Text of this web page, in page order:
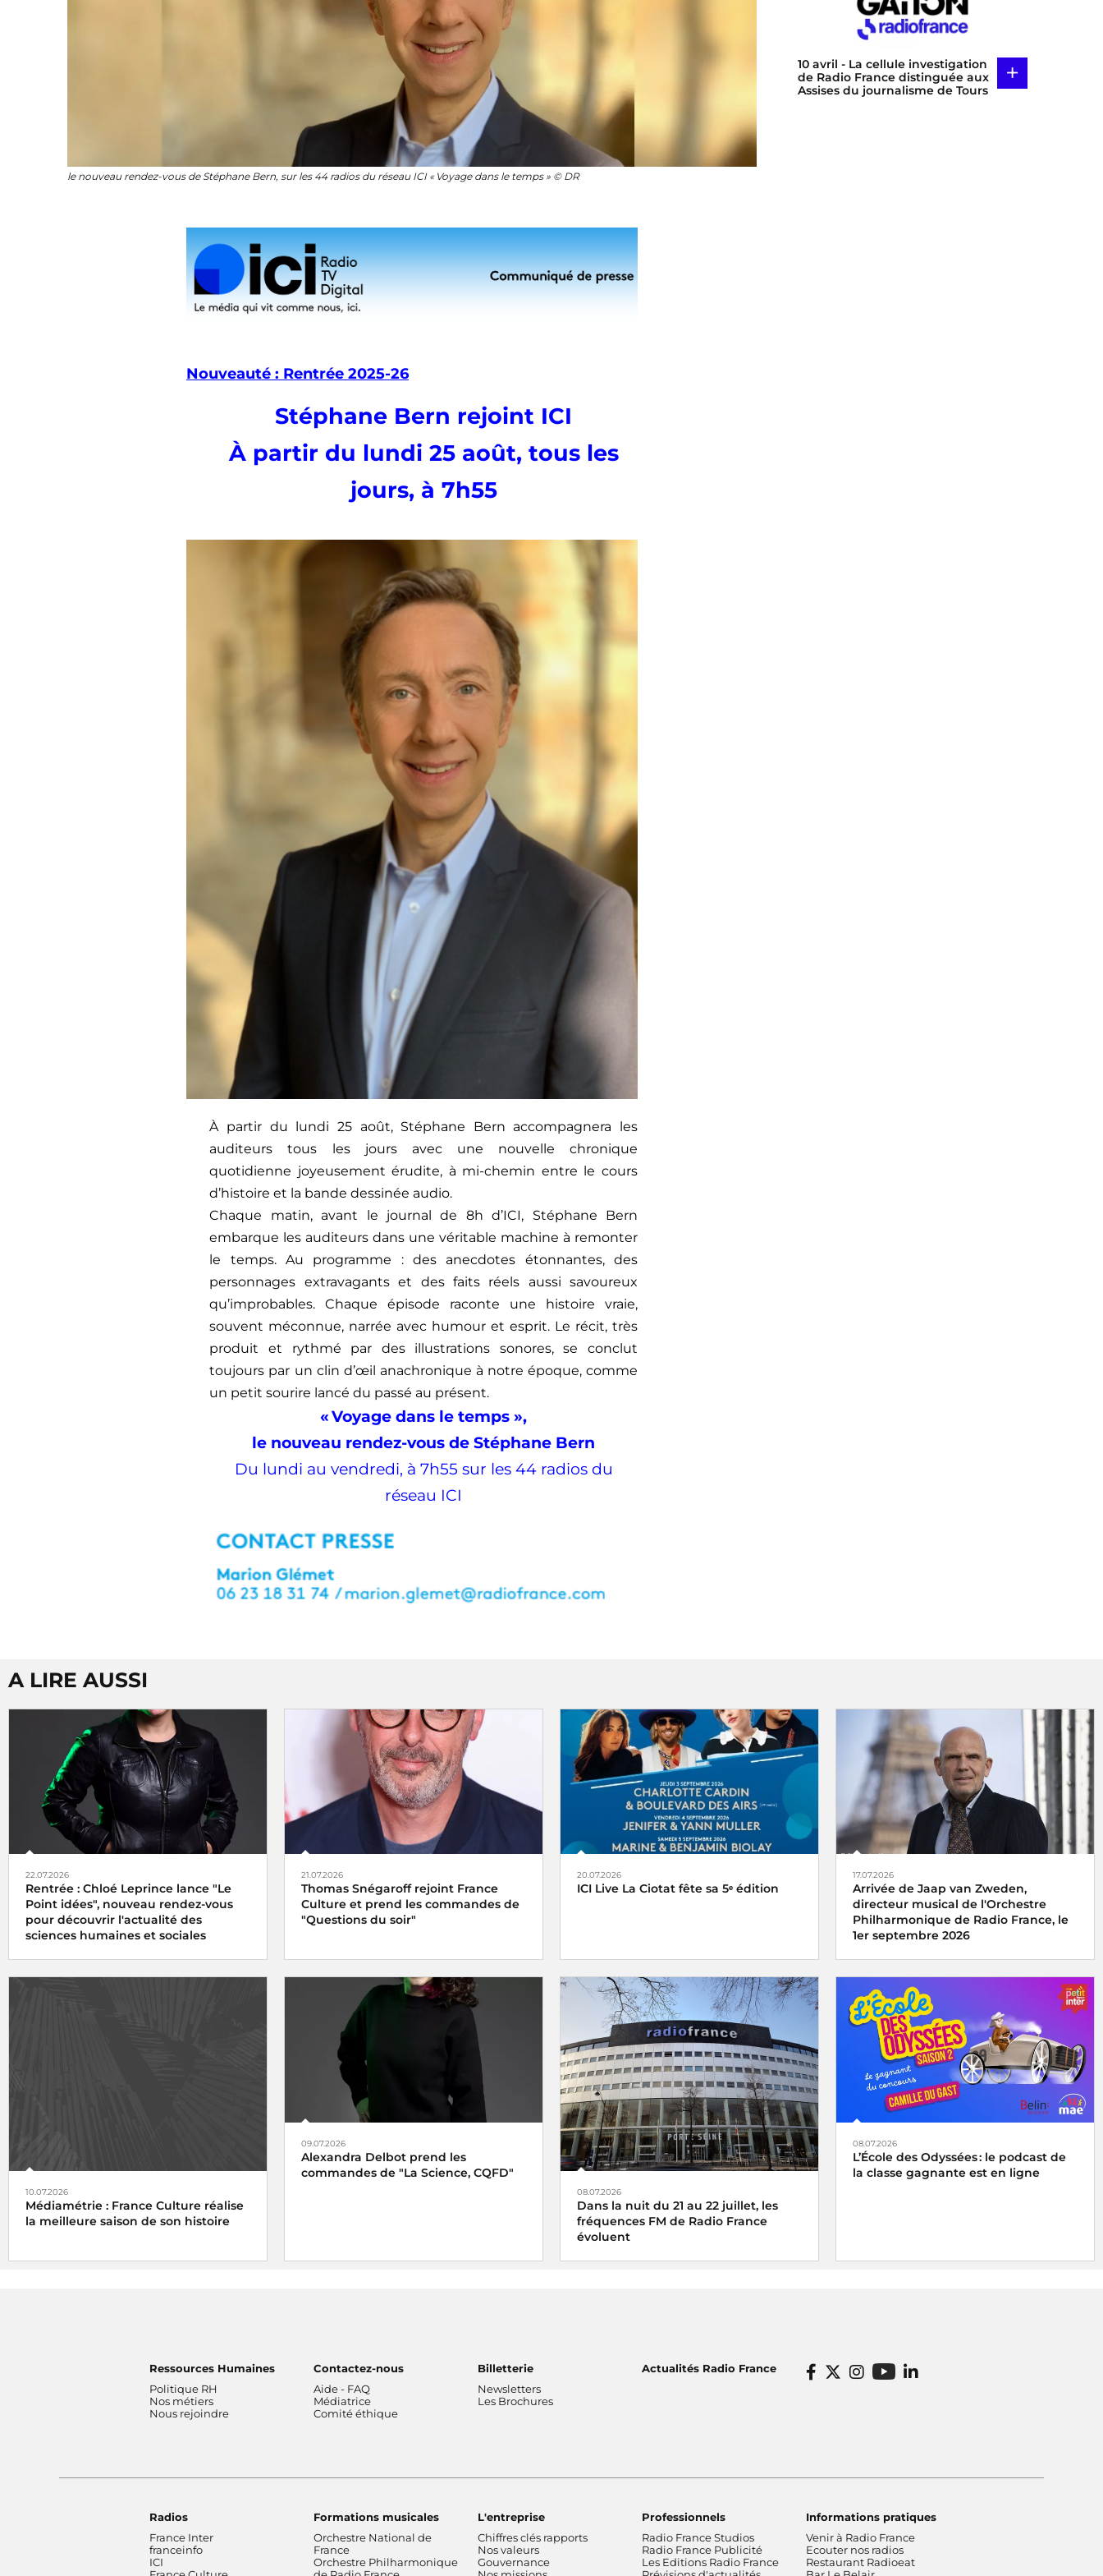
le nouveau rendez-vous de Stéphane Bern, sur les 44 radios du réseau ICI « Voyage dans le temps » © DR
Nouveauté : Rentrée 2025-26
Stéphane Bern rejoint ICI
À partir du lundi 25 août, tous les
jours, à 7h55
À partir du lundi 25 août, Stéphane Bern accompagnera les
auditeurs tous les jours avec une nouvelle chronique
quotidienne joyeusement érudite, à mi-chemin entre le cours
d’histoire et la bande dessinée audio.
Chaque matin, avant le journal de 8h d’ICI, Stéphane Bern
embarque les auditeurs dans une véritable machine à remonter
le temps. Au programme : des anecdotes étonnantes, des
personnages extravagants et des faits réels aussi savoureux
qu’improbables. Chaque épisode raconte une histoire vraie,
souvent méconnue, narrée avec humour et esprit. Le récit, très
produit et rythmé par des illustrations sonores, se conclut
toujours par un clin d’œil anachronique à notre époque, comme
un petit sourire lancé du passé au présent.
« Voyage dans le temps »,
le nouveau rendez-vous de Stéphane Bern
Du lundi au vendredi, à 7h55 sur les 44 radios du
réseau ICI
10 avril - La cellule investigation
de Radio France distinguée aux
Assises du journalisme de Tours
+
A LIRE AUSSI
22.07.2026
Rentrée : Chloé Leprince lance "Le
Point idées", nouveau rendez-vous
pour découvrir l'actualité des
sciences humaines et sociales
21.07.2026
Thomas Snégaroff rejoint France
Culture et prend les commandes de
"Questions du soir"
20.07.2026
ICI Live La Ciotat fête sa 5ᵉ édition
17.07.2026
Arrivée de Jaap van Zweden,
directeur musical de l'Orchestre
Philharmonique de Radio France, le
1er septembre 2026
10.07.2026
Médiamétrie : France Culture réalise
la meilleure saison de son histoire
09.07.2026
Alexandra Delbot prend les
commandes de "La Science, CQFD"
08.07.2026
Dans la nuit du 21 au 22 juillet, les
fréquences FM de Radio France
évoluent
08.07.2026
L’École des Odyssées : le podcast de
la classe gagnante est en ligne
Ressources Humaines
Politique RH
Nos métiers
Nous rejoindre
Contactez-nous
Aide - FAQ
Médiatrice
Comité éthique
Billetterie
Newsletters
Les Brochures
Actualités Radio France
Radios
France Inter
franceinfo
ICI
Formations musicales
Orchestre National de
France
Orchestre Philharmonique
L'entreprise
Chiffres clés rapports
Nos valeurs
Gouvernance
Professionnels
Radio France Studios
Radio France Publicité
Les Editions Radio France
Informations pratiques
Venir à Radio France
Ecouter nos radios
Restaurant Radioeat